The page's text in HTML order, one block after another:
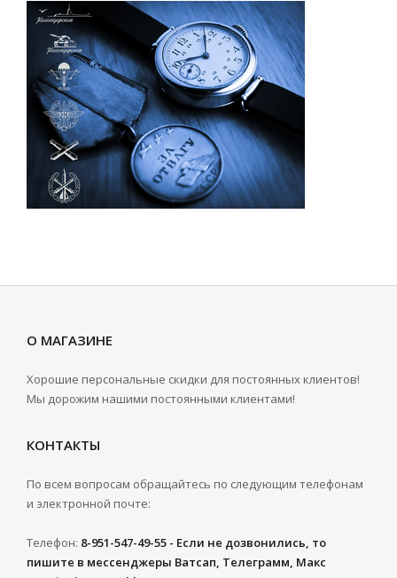
О МАГАЗИНЕ
Хорошие персональные скидки для постоянных клиентов!
Мы дорожим нашими постоянными клиентами!
КОНТАКТЫ
По всем вопросам обращайтесь по следующим телефонам
и электронной почте:
Телефон: 8-951-547-49-55 - Если не дозвонились, то
пишите в мессенджеры Ватсап, Телеграмм, Макс